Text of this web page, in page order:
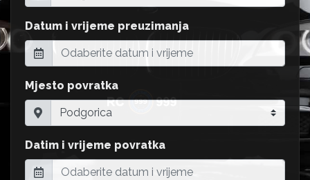
Datum i vrijeme preuzimanja
Mjesto povratka
Datim i vrijeme povratka